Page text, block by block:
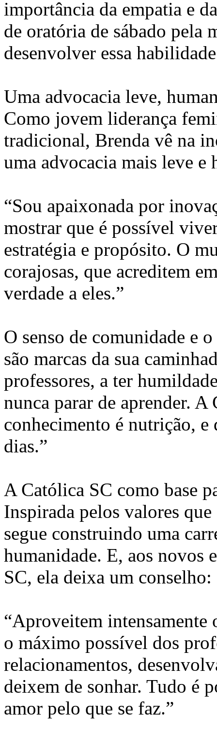
importância da empatia e
de oratória de sábado pela
desenvolver essa
Uma advocacia leve,
Como jovem liderança
tradicional, Brenda vê na
uma advocacia mais leve e
“Sou apaixonada por
mostrar que é possível
estratégia e propósito. O
corajosas, que acreditem
verdade a eles.”
O senso de comunidade e
são marcas da sua
professores, a ter
nunca parar de aprender.
conhecimento é nutrição,
dias.”
A Católica SC como base
Inspirada pelos valores
segue construindo uma
humanidade. E, aos novos
SC, ela deixa um conselho:
“Aproveitem intensamente
o máximo possível dos
relacionamentos,
deixem de sonhar. Tudo é
amor pelo que se faz.”